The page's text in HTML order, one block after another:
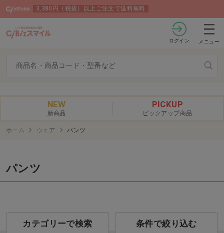
3,380円（税抜）以上ご注文で送料無料
ログイン メニュー
NEW
新商品
PICKUP
ピックアップ商品
ホーム ウェア パンツ
パンツ
カテゴリーで検索 条件で絞り込む